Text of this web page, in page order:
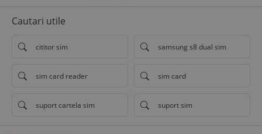
Cautari utile
cititor sim samsung s8 dual sim
sim card reader sim card
suport cartela sim suport sim